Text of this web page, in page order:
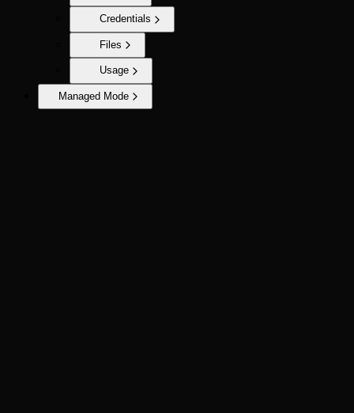
Credentials
Files
Usage
Managed Mode